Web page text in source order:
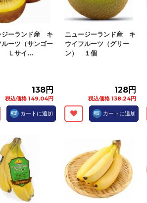
ジーランド産 キ
ルーツ（サンゴー
Ｌサイ...
138円
税込価格 149.04円
カートに追加
ニュージーランド産 キ
ウイフルーツ（グリー
ン） １個
128円
税込価格 138.24円
カートに追加